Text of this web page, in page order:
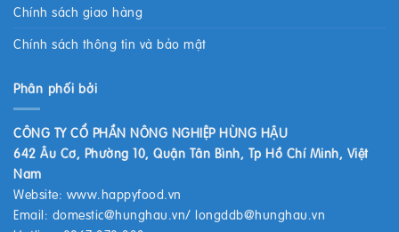
Chính sách giao hàng
Chính sách thông tin và bảo mật
Phân phối bởi
CÔNG TY CỔ PHẦN NÔNG NGHIỆP HÙNG HẬU
642 Âu Cơ, Phường 10, Quận Tân Bình, Tp Hồ Chí Minh, Việt
Nam
Website: www.happyfood.vn
Email: domestic@hunghau.vn/ longddb@hunghau.vn